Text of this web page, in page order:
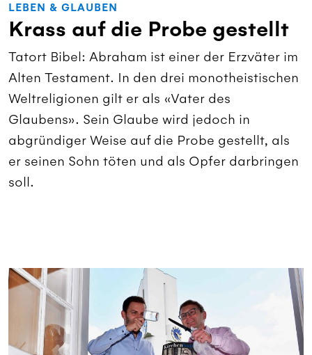
LEBEN & GLAUBEN
Krass auf die Probe gestellt
Tatort Bibel: Abraham ist einer der Erzväter im
Alten Testament. In den drei monotheistischen
Weltreligionen gilt er als «Vater des
Glaubens». Sein Glaube wird jedoch in
abgründiger Weise auf die Probe gestellt, als
er seinen Sohn töten und als Opfer darbringen
soll.